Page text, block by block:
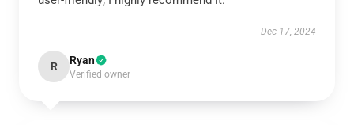
Dec 17, 2024
R Ryan
Verified owner